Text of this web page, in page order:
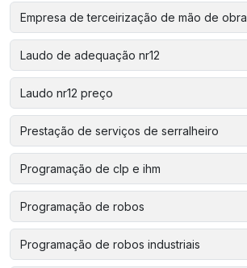
Empresa de terceirização de mão de
Laudo de adequação nr12
Laudo nr12 preço
Prestação de serviços de serralheiro
Programação de clp e ihm
Programação de robos
Programação de robos industriais